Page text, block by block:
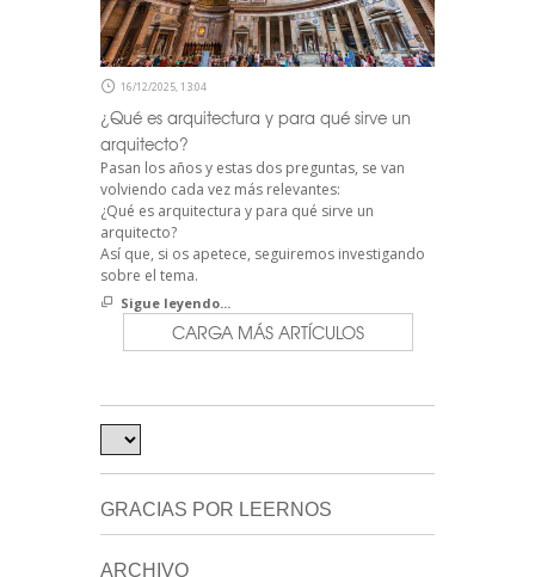
16/12/2025, 13:04
¿Qué es arquitectura y para qué sirve un
arquitecto?
Pasan los años y estas dos preguntas, se van
volviendo cada vez más relevantes:
¿Qué es arquitectura y para qué sirve un
arquitecto?
Así que, si os apetece, seguiremos investigando
sobre el tema.
Sigue leyendo...
CARGA MÁS ARTÍCULOS
GRACIAS POR LEERNOS
ARCHIVO